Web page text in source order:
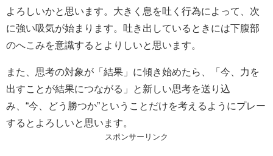
よろしいかと思います。大きく息を吐く行為によって、次
に強い吸気が始まります。吐き出しているときには下腹部
のへこみを意識するとよりしいと思います。
また、思考の対象が「結果」に傾き始めたら、「今、力を
出すことが結果につながる」と新しい思考を送り込
み、“今、どう勝つか”ということだけを考えるようにプレー
するとよろしいと思います。
スポンサーリンク